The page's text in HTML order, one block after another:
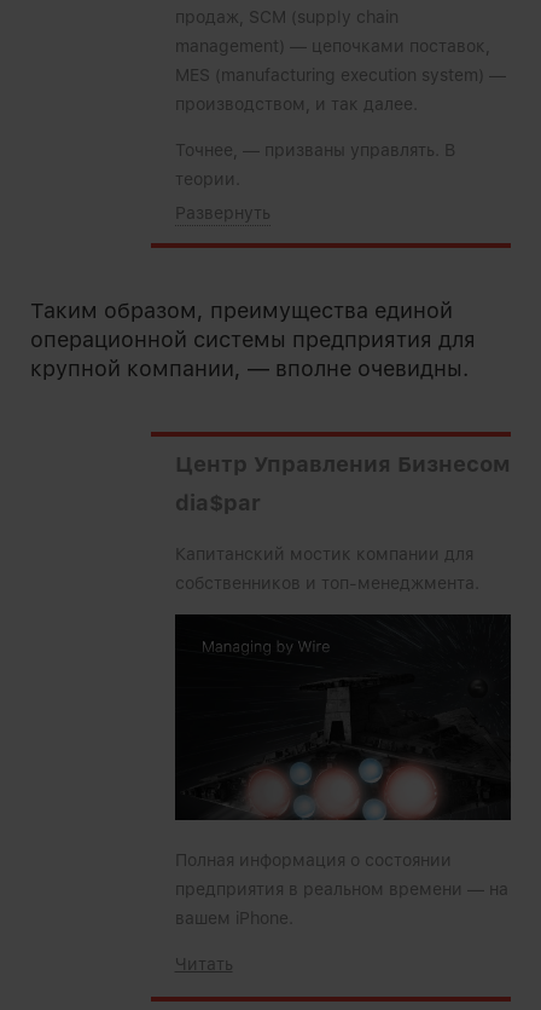
продаж, SCM (supply chain
management) — цепочками поставок,
MES (manufacturing execution system) —
производством, и так далее.
Точнее, — призваны управлять. В
теории.
Таким образом, преимущества единой
операционной системы предприятия для
крупной компании, — вполне очевидны.
Центр Управления Бизнесом
dia$par
Капитанский мостик компании для
собственников и топ-менеджмента.
Полная информация о состоянии
предприятия в реальном времени — на
вашем iPhone.
Читать